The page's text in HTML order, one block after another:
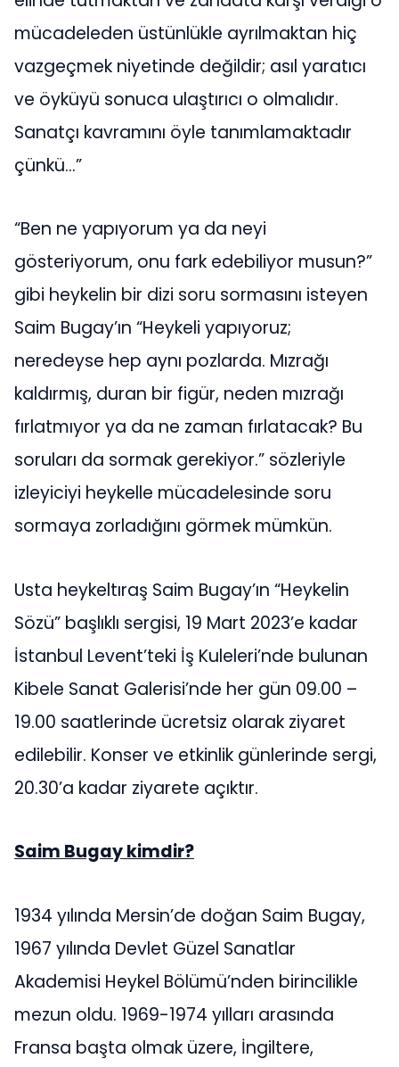
mücadeleden üstünlükle ayrılmaktan hiç
vazgeçmek niyetinde değildir; asıl yaratıcı
ve öyküyü sonuca ulaştırıcı o olmalıdır.
Sanatçı kavramını öyle tanımlamaktadır
çünkü…”
“Ben ne yapıyorum ya da neyi
gösteriyorum, onu fark edebiliyor musun?”
gibi heykelin bir dizi soru sormasını isteyen
Saim Bugay’ın “Heykeli yapıyoruz;
neredeyse hep aynı pozlarda. Mızrağı
kaldırmış, duran bir figür, neden mızrağı
fırlatmıyor ya da ne zaman fırlatacak? Bu
soruları da sormak gerekiyor.” sözleriyle
izleyiciyi heykelle mücadelesinde soru
sormaya zorladığını görmek mümkün.
Usta heykeltıraş Saim Bugay’ın “Heykelin
Sözü” başlıklı sergisi, 19 Mart 2023’e kadar
İstanbul Levent’teki İş Kuleleri’nde bulunan
Kibele Sanat Galerisi’nde her gün 09.00 –
19.00 saatlerinde ücretsiz olarak ziyaret
edilebilir. Konser ve etkinlik günlerinde sergi,
20.30’a kadar ziyarete açıktır.
Saim Bugay kimdir?
1934 yılında Mersin’de doğan Saim Bugay,
1967 yılında Devlet Güzel Sanatlar
Akademisi Heykel Bölümü’nden birincilikle
mezun oldu. 1969-1974 yılları arasında
Fransa başta olmak üzere, İngiltere,